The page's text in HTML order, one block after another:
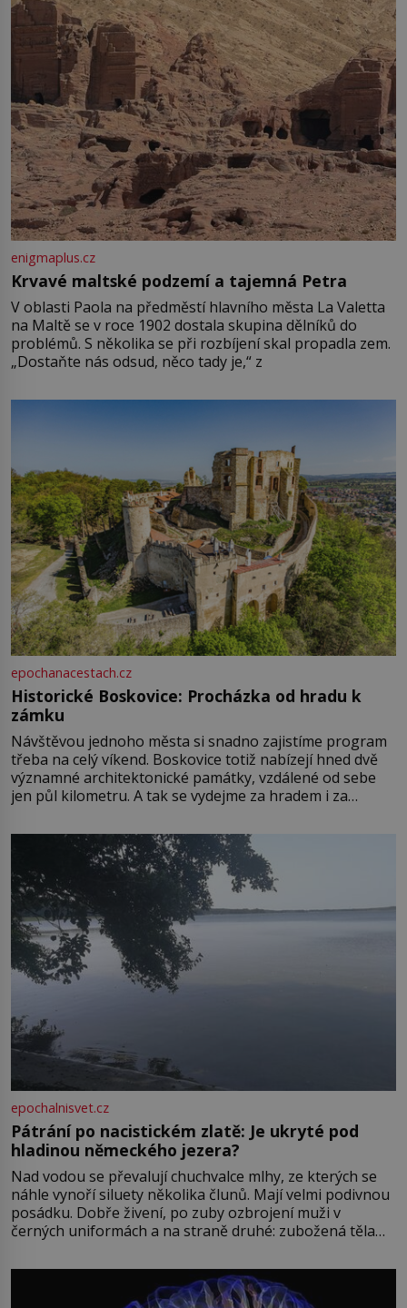
enigmaplus.cz
Krvavé maltské podzemí a tajemná Petra
V oblasti Paola na předměstí hlavního města La Valetta
na Maltě se v roce 1902 dostala skupina dělníků do
problémů. S několika se při rozbíjení skal propadla zem.
„Dostaňte nás odsud, něco tady je,“ z
epochanacestach.cz
Historické Boskovice: Procházka od hradu k
zámku
Návštěvou jednoho města si snadno zajistíme program
třeba na celý víkend. Boskovice totiž nabízejí hned dvě
významné architektonické památky, vzdálené od sebe
jen půl kilometru. A tak se vydejme za hradem i za
Boskovice na okraji Drahanské vrchoviny vznikla někdy
ve13. století, a už v roce 1313 kronikáři zaznamenali
epochalnisvet.cz
Pátrání po nacistickém zlatě: Je ukryté pod
hladinou německého jezera?
Nad vodou se převalují chuchvalce mlhy, ze kterých se
náhle vynoří siluety několika člunů. Mají velmi podivnou
posádku. Dobře živení, po zuby ozbrojení muži v
černých uniformách a na straně druhé: zubožená těla
přízračná scéna znamená? Je jaro roku 1945, druhá
světová válka se chýlí ke konci. Jezero Stolpsee